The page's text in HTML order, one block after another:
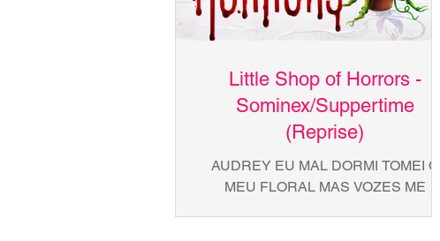
Little Shop of Horrors -
Sominex/Suppertime
(Reprise)
AUDREY EU MAL DORMI TOMEI O
MEU FLORAL MAS VOZES ME